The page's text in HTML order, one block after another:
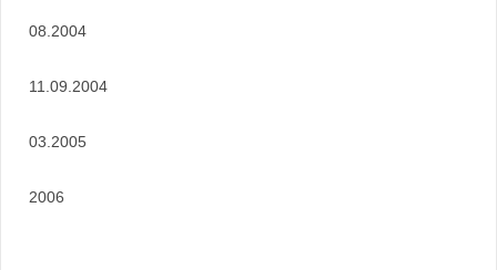
08.2004
11.09.2004
03.2005
2006